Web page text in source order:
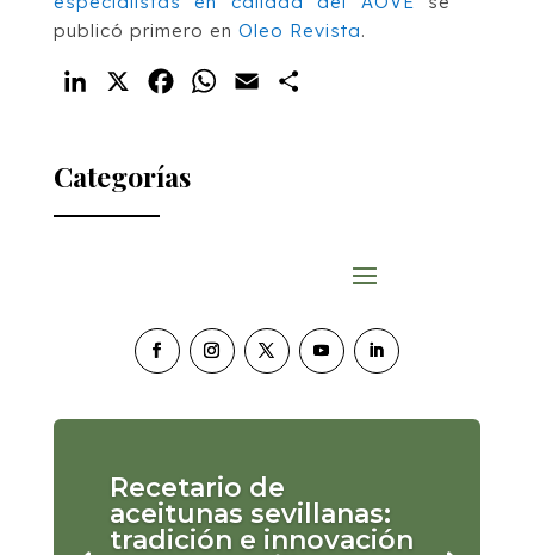
publicó primero en Oleo Revista.
LinkedIn FacebookWhatsApp
Email
Categorías
Recetario de
aceitunas sevillanas:
tradición e innovación